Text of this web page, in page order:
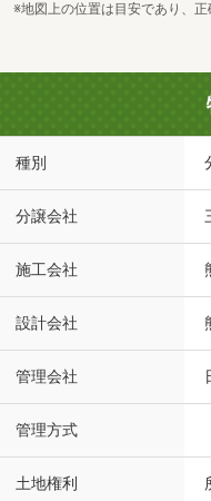
※地図上の位置は目安であり、正
種別
分譲会社
施工会社
設計会社
管理会社
管理方式
土地権利